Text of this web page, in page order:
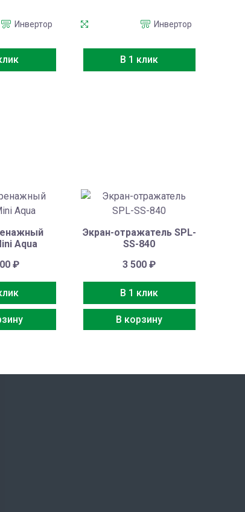
Инвертор Инвертор
В 1 клик
Aqua
₽
Экран-отражатель SPL-
SS-840
3 500₽
В 1 клик
В корзину